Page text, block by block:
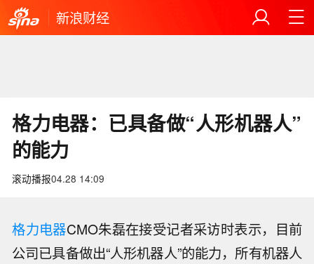
新浪财经
格力电器：已具备做“人形机器人”
的能力
滚动播报04.28 14:09
格力电器CMO朱磊在接受记者采访时表示，目前
公司已具备做出“人形机器人”的能力，所有机器人